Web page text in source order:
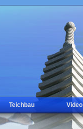
Teichbau Video